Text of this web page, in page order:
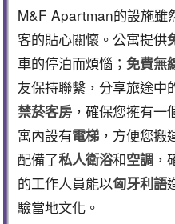
M&F Apartman的設施雖
客的貼心關懷。公寓提供
車的停泊而煩惱； 免費無
友保持聯繫，分享旅途中
禁菸客房，確保您擁有一
寓內設有電梯，方便您搬
配備了私人衛浴和空調，
的工作人員能以匈牙利語
驗當地文化。